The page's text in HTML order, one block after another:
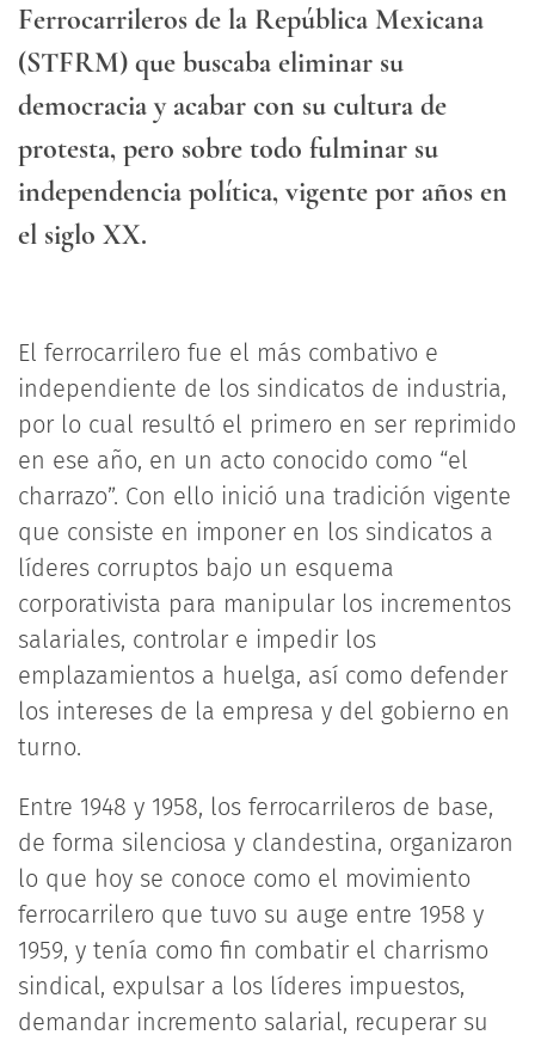
Ferrocarrileros de la República Mexicana
(STFRM) que buscaba eliminar su
democracia y acabar con su cultura de
protesta, pero sobre todo fulminar su
independencia política, vigente por años en
el siglo XX.
El ferrocarrilero fue el más combativo e
independiente de los sindicatos de industria,
por lo cual resultó el primero en ser reprimido
en ese año, en un acto conocido como “el
charrazo”. Con ello inició una tradición vigente
que consiste en imponer en los sindicatos a
líderes corruptos bajo un esquema
corporativista para manipular los incrementos
salariales, controlar e impedir los
emplazamientos a huelga, así como defender
los intereses de la empresa y del gobierno en
turno.
Entre 1948 y 1958, los ferrocarrileros de base,
de forma silenciosa y clandestina, organizaron
lo que hoy se conoce como el movimiento
ferrocarrilero que tuvo su auge entre 1958 y
1959, y tenía como fin combatir el charrismo
sindical, expulsar a los líderes impuestos,
demandar incremento salarial, recuperar su